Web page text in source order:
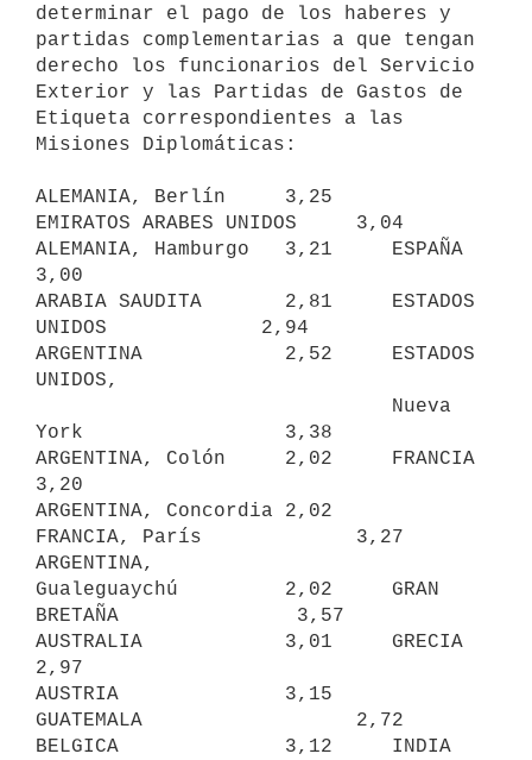
determinar el pago de los haberes y
partidas complementarias a que tengan
derecho los funcionarios del Servicio
Exterior y las Partidas de Gastos de
Etiqueta correspondientes a las
Misiones Diplomáticas:
ALEMANIA, Berlín     3,25
EMIRATOS ARABES UNIDOS     3,04
ALEMANIA, Hamburgo   3,21     ESPAÑA
3,00
ARABIA SAUDITA       2,81     ESTADOS
UNIDOS             2,94
ARGENTINA            2,52     ESTADOS
UNIDOS,
York                 3,38
ARGENTINA, Colón     2,02     FRANCIA
3,20
ARGENTINA, Concordia 2,02
FRANCIA, París             3,27
ARGENTINA,
Gualeguaychú         2,02     GRAN
BRETAÑA               3,57
AUSTRALIA            3,01     GRECIA
2,97
AUSTRIA              3,15
GUATEMALA                  2,72
BELGICA              3,12     INDIA